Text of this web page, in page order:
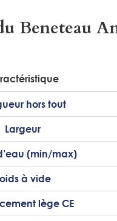
Beneteau
hors tout
Largeur
(min/max)
à vide
lège CE